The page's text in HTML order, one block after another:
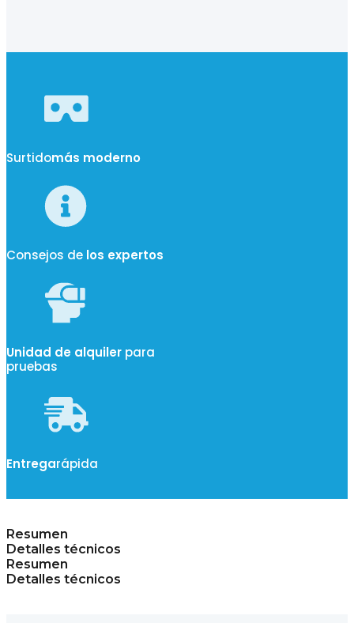
Surtidomás moderno
Consejos de los expertos
Unidad de alquiler para
pruebas
Entregarápida
Resumen
Detalles técnicos
Resumen
Detalles técnicos